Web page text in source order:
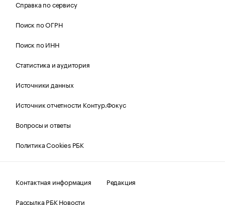
Справка по сервису
Поиск по ОГРН
Поиск по ИНН
Статистика и аудитория
Источники данных
Источник отчетности Контур.Фокус
Вопросы и ответы
Политика Cookies РБК
Контактная информация
Редакция
Рассылка РБК Новости